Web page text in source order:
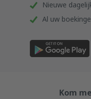
Nieuwe
Al uw
Kom